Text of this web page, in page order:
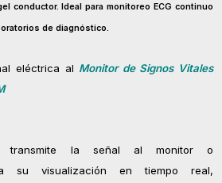
conductor. Ideal para monitoreo ECG continuo
de diagnóstico.
eléctrica al Monitor de Signos Vitales
transmite la señal al monitor o
su visualización en tiempo real,